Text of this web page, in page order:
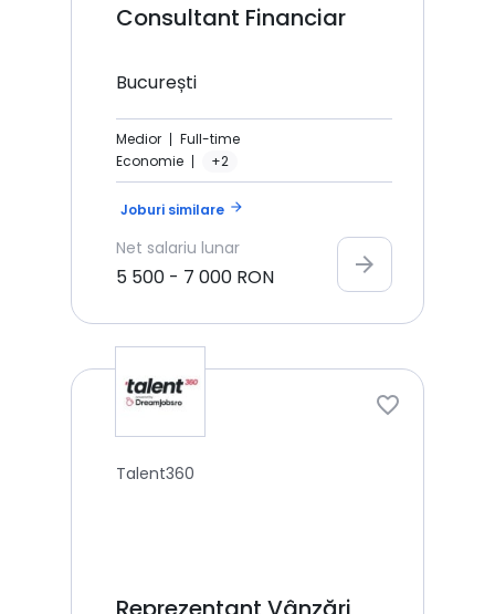
Consultant Financiar
București
Medior
Full-time
Economie
+2
Joburi similare arrow_forward
Net salariu lunar
5 500 - 7 000 RON arrow_forward
Talent360